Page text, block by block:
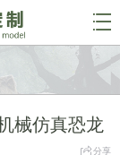

械仿真恐龙
分享